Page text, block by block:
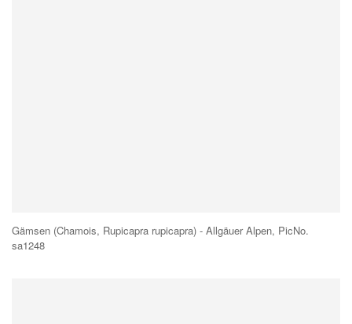
Gämsen (Chamois, Rupicapra rupicapra) - Allgäuer Alpen, PicNo.
sa1248